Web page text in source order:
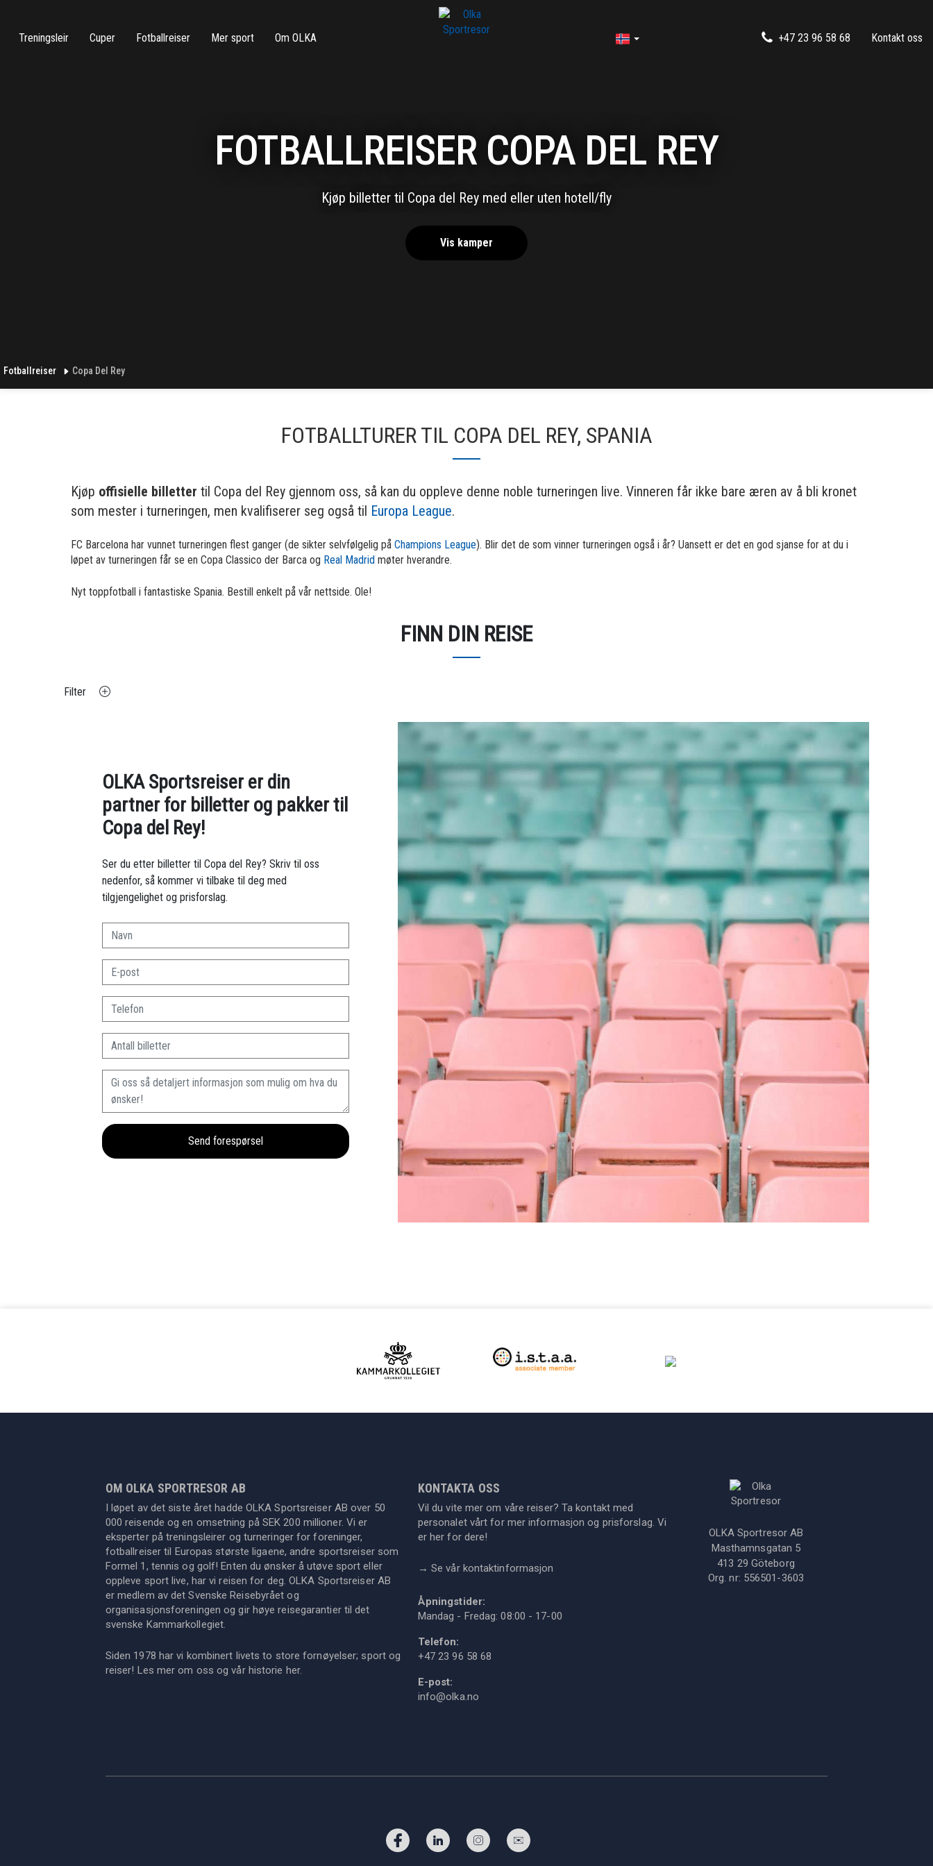
Treningsleir Cuper Fotballreiser Mer sport Om OLKA +47 23 96 58 68 Kontakt oss
FOTBALLREISER COPA DEL REY
Kjøp billetter til Copa del Rey med eller uten hotell/fly
Vis kamper
Fotballreiser Copa Del Rey
FOTBALLTURER TIL COPA DEL REY, SPANIA
Kjøp offisielle billetter til Copa del Rey gjennom oss, så kan du oppleve denne noble turneringen live. Vinneren får ikke bare æren av å bli kronet
som mester i turneringen, men kvalifiserer seg også til Europa League.
FC Barcelona har vunnet turneringen flest ganger (de sikter selvfølgelig på Champions League). Blir det de som vinner turneringen også i år? Uansett er det en god sjanse for at du i
løpet av turneringen får se en Copa Classico der Barca og Real Madrid møter hverandre.
Nyt toppfotball i fantastiske Spania. Bestill enkelt på vår nettside. Ole!
OM OLKA SPORTRESOR AB
I løpet av det siste året hadde OLKA Sportsreiser AB over 50
000 reisende og en omsetning på SEK 200 millioner. Vi er
eksperter på treningsleirer og turneringer for foreninger,
fotballreiser til Europas største ligaene, andre sportsreiser som
Formel 1, tennis og golf! Enten du ønsker å utøve sport eller
oppleve sport live, har vi reisen for deg. OLKA Sportsreiser AB
er medlem av det Svenske Reisebyrået og
organisasjonsforeningen og gir høye reisegarantier til det
svenske Kammarkollegiet.
Siden 1978 har vi kombinert livets to store fornøyelser; sport og
reiser! Les mer om oss og vår historie her.
KONTAKTA OSS
Vil du vite mer om våre reiser? Ta kontakt med
personalet vårt for mer informasjon og prisforslag. Vi
er her for dere!
→ Se vår kontaktinformasjon
Åpningstider:
Mandag - Fredag: 08:00 - 17-00
Telefon:
+47 23 96 58 68
E-post:
info@olka.no
OLKA Sportresor AB
Masthamnsgatan 5
413 29 Göteborg
Org. nr: 556501-3603
Facebook LinkedIn Instagram